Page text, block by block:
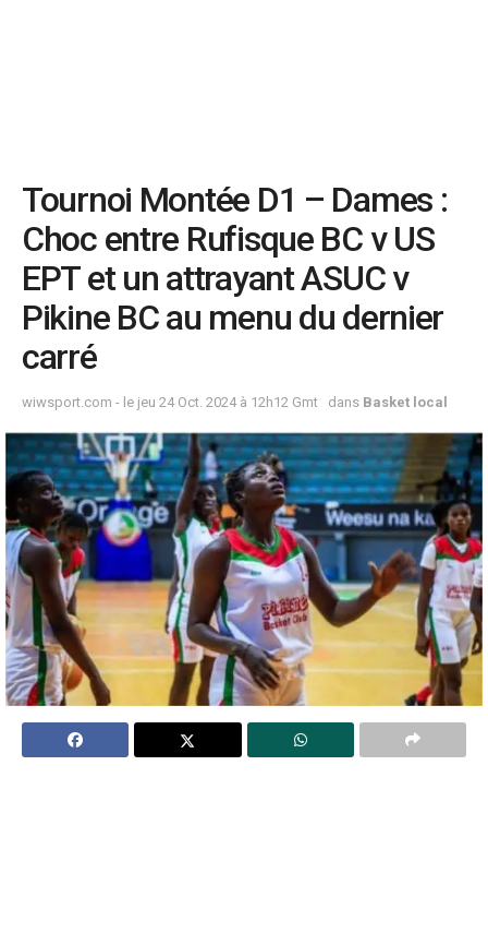
Tournoi Montée D1 – Dames :
Choc entre Rufisque BC v US
EPT et un attrayant ASUC v
Pikine BC au menu du dernier
carré
wiwsport.com - le jeu 24 Oct. 2024 à 12h12 Gmt dans Basket local